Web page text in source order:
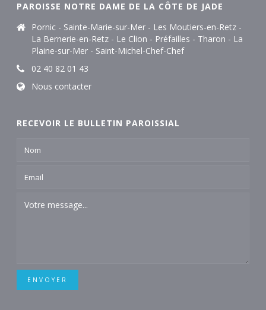
PAROISSE NOTRE DAME DE LA CÔTE DE JADE
Pornic - Sainte-Marie-sur-Mer - Les Moutiers-en-Retz -
La Bernerie-en-Retz - Le Clion - Préfailles - Tharon - La
Plaine-sur-Mer - Saint-Michel-Chef-Chef
02 40 82 01 43
Nous contacter
RECEVOIR LE BULLETIN PAROISSIAL
ENVOYER